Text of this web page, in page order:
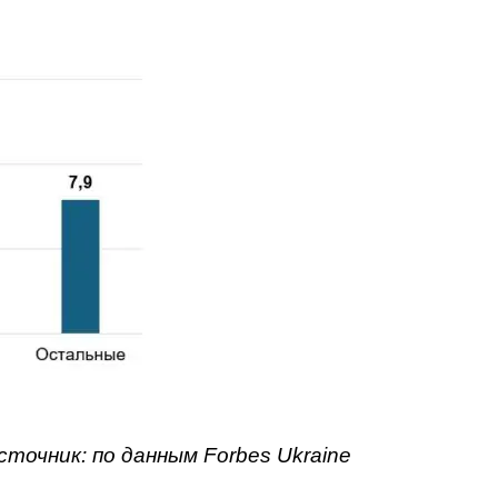
по данным Forbes Ukraine